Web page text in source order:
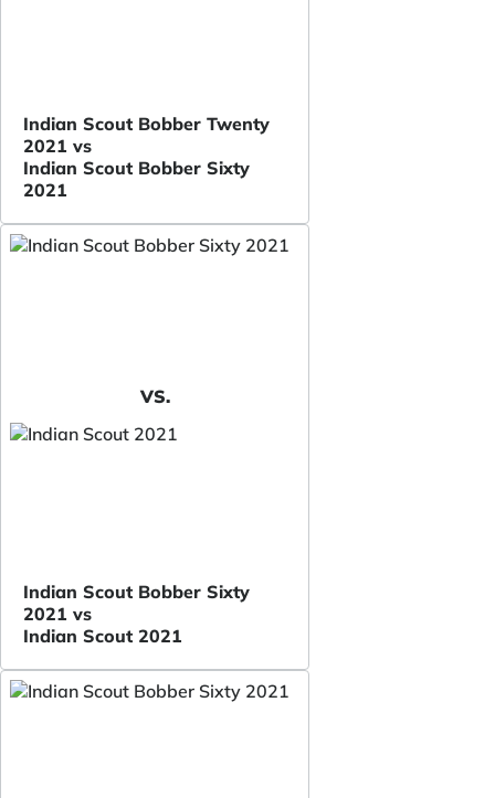
Indian Scout Bobber Twenty
2021 vs
Indian Scout Bobber Sixty
2021
VS.
Indian Scout Bobber Sixty
2021 vs
Indian Scout 2021